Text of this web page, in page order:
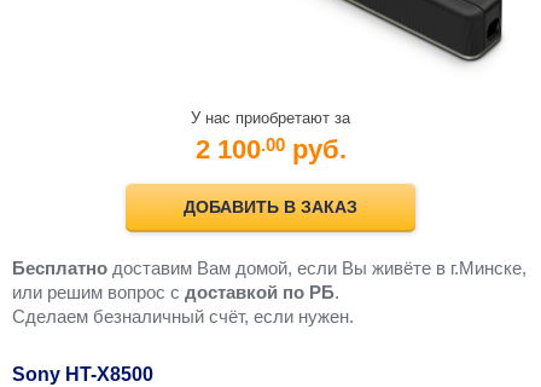
У нас приобретают за
2 100.00 руб.
ДОБАВИТЬ В ЗАКАЗ
Бесплатно доставим Вам домой, если Вы живёте в г.Минске,
или решим вопрос с доставкой по РБ.
Cделаем безналичный счёт, если нужен.
Sony HT-X8500